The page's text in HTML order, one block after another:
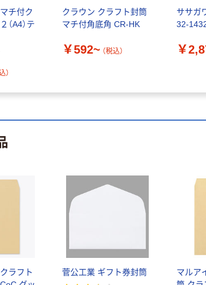
チ付ク
（A4）テ
）
クラウン クラフト封筒
マチ付角底角 CR-HK
￥592~ （税込）
ササガ
32-
￥
ラフト
菅公工業 ギフト券封筒
マルア